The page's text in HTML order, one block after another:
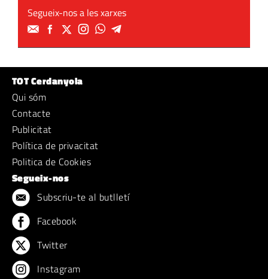
Segueix-nos a les xarxes
TOT Cerdanyola
Qui sóm
Contacte
Publicitat
Política de privacitat
Politica de Cookies
Segueix-nos
Subscriu-te al butlletí
Facebook
Twitter
Instagram